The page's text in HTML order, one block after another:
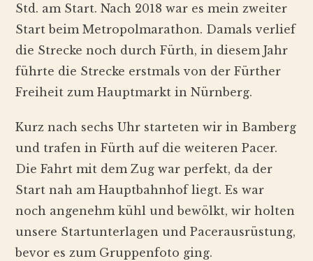
Std. am Start. Nach 2018 war es mein zweiter
Start beim Metropolmarathon. Damals verlief
die Strecke noch durch Fürth, in diesem Jahr
führte die Strecke erstmals von der Fürther
Freiheit zum Hauptmarkt in Nürnberg.
Kurz nach sechs Uhr starteten wir in Bamberg
und trafen in Fürth auf die weiteren Pacer.
Die Fahrt mit dem Zug war perfekt, da der
Start nah am Hauptbahnhof liegt. Es war
noch angenehm kühl und bewölkt, wir holten
unsere Startunterlagen und Pacerausrüstung,
bevor es zum Gruppenfoto ging.